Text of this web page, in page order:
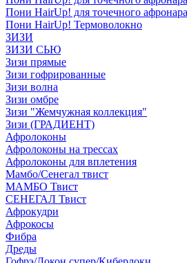
Пони HairUp! для точечного
Пони HairUp! Термоволокно
ЗИЗИ
ЗИЗИ СЬЮ
Зизи прямые
Зизи гофрированные
Зизи волна
Зизи омбре
Зизи "Жемчужная коллекция"
Зизи (ГРАДИЕНТ)
Афролоконы
Афролоконы на трессах
Афролоконы для вплетения
Мамбо/Сенегал твист
МАМБО Твист
СЕНЕГАЛ Твист
Афрокудри
Афрокосы
Фибра
Дреды